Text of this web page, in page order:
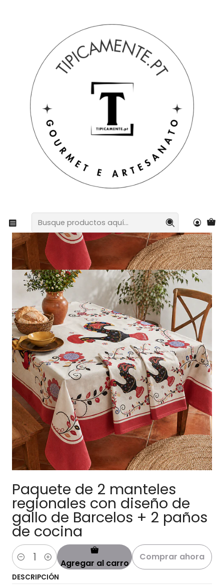
Sugerencias de regalos Sugerencias de regalos
Paquete de 2 manteles regionales con diseño de gallo
de Barcelos + 2 paños de cocina
Paquete de 2 manteles
regionales con diseño de
gallo de Barcelos + 2 paños
de cocina
Cantidad Agregar al carro
Comprar ahora
DESCRIPCIÓN